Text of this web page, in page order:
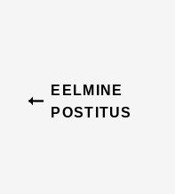
EELMINE
POSTITUS